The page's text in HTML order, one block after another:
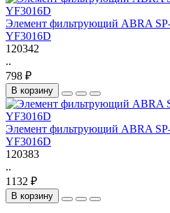
Элемент фильтрующий ABRA
YF3016D
120342
..
798 ₽
В корзину
Элемент фильтрующий ABRA
YF3016D
120383
..
1132 ₽
В корзину